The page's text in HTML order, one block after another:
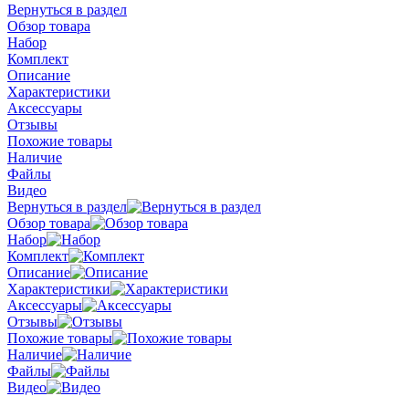
Вернуться в раздел
Обзор товара
Набор
Комплект
Описание
Характеристики
Аксессуары
Отзывы
Похожие товары
Наличие
Файлы
Видео
Вернуться в раздел
Обзор товара
Набор
Комплект
Описание
Характеристики
Аксессуары
Отзывы
Похожие товары
Наличие
Файлы
Видео